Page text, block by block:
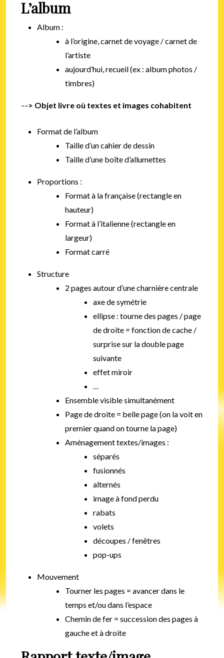
L’album
Album :
à l’origine, carnet de voyage / carnet de
l’artiste
aujourd’hui, recueil (ex : album photos /
timbres)
–-> Objet livre où textes et images cohabitent
Format de l’album
Taille d’un cahier de dessin
Taille d’une boîte d’allumettes
Proportions :
Format à la française (rectangle en
hauteur)
Format à l’italienne (rectangle en
largeur)
Format carré
Structure
2 pages autour d’une charnière centrale
axe de symétrie
ellipse : tourne des pages / page
de droite = fonction de cache /
surprise sur la double page
suivante
effet miroir
Ensemble visible simultanément
Page de droite = belle page (on la voit en
premier quand on tourne la page)
Aménagement textes/images :
séparés
fusionnés
alternés
image à fond perdu
rabats
volets
découpes / fenêtres
pop-ups
Mouvement
Tourner les pages = avancer dans le
temps et/ou dans l’espace
Chemin de fer = succession des pages à
gauche et à droite